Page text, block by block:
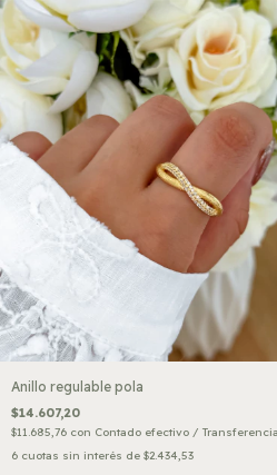
Anillo regulable pola
$14.607,20
$11.685,76 con Contado efectivo /
6 cuotas sin interés de $2.434,53